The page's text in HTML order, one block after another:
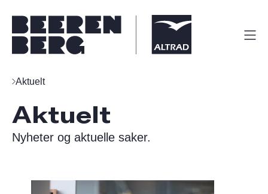
Aktuelt
Aktuelt
Nyheter og aktuelle saker.